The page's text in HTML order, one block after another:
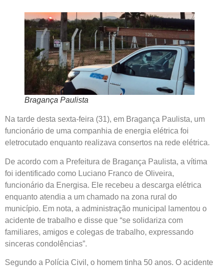
Bragança Paulista
Na tarde desta sexta-feira (31), em Bragança Paulista, um
funcionário de uma companhia de energia elétrica foi
eletrocutado enquanto realizava consertos na rede elétrica.
De acordo com a Prefeitura de Bragança Paulista, a vítima
foi identificado como Luciano Franco de Oliveira,
funcionário da Energisa. Ele recebeu a descarga elétrica
enquanto atendia a um chamado na zona rural do
município. Em nota, a administração municipal lamentou o
acidente de trabalho e disse que “se solidariza com
familiares, amigos e colegas de trabalho, expressando
sinceras condolências”.
Segundo a Polícia Civil, o homem tinha 50 anos. O acidente